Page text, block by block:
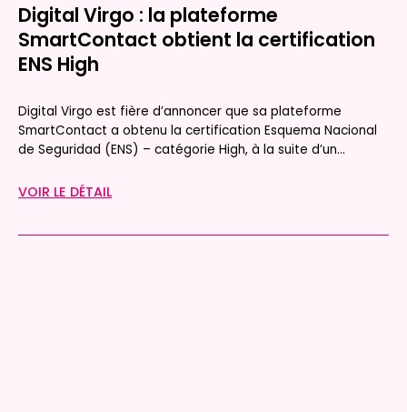
Digital Virgo : la plateforme
SmartContact obtient la certification
ENS High
Digital Virgo est fière d’annoncer que sa plateforme
SmartContact a obtenu la certification Esquema Nacional
de Seguridad (ENS) – catégorie High, à la suite d’un...
VOIR LE DÉTAIL